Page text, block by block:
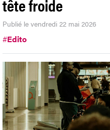
tête froide
Publié le vendredi 22 mai 2026
#Edito